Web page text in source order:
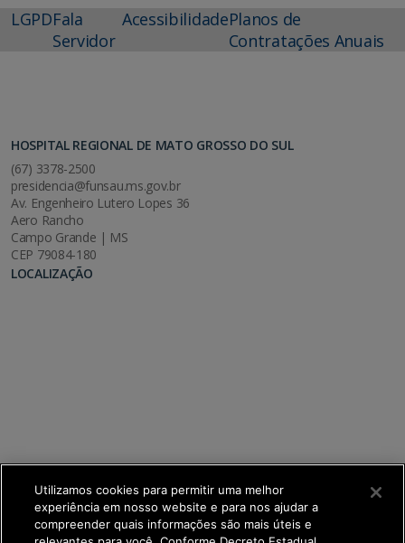
LGPDFala
Servidor
AcessibilidadePlanos de
Contratações Anuais
HOSPITAL REGIONAL DE MATO GROSSO DO SUL
(67) 3378-2500
presidencia@funsau.ms.gov.br
Av. Engenheiro Lutero Lopes 36
Aero Rancho
Campo Grande | MS
CEP 79084-180
LOCALIZAÇÃO
Utilizamos cookies para permitir uma melhor
experiência em nosso website e para nos ajudar a
compreender quais informações são mais úteis e